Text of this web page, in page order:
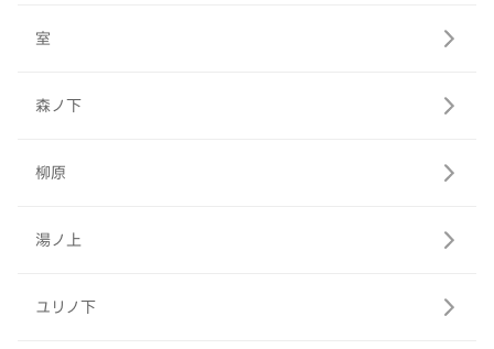
室
森ノ下
柳原
湯ノ上
ユリノ下